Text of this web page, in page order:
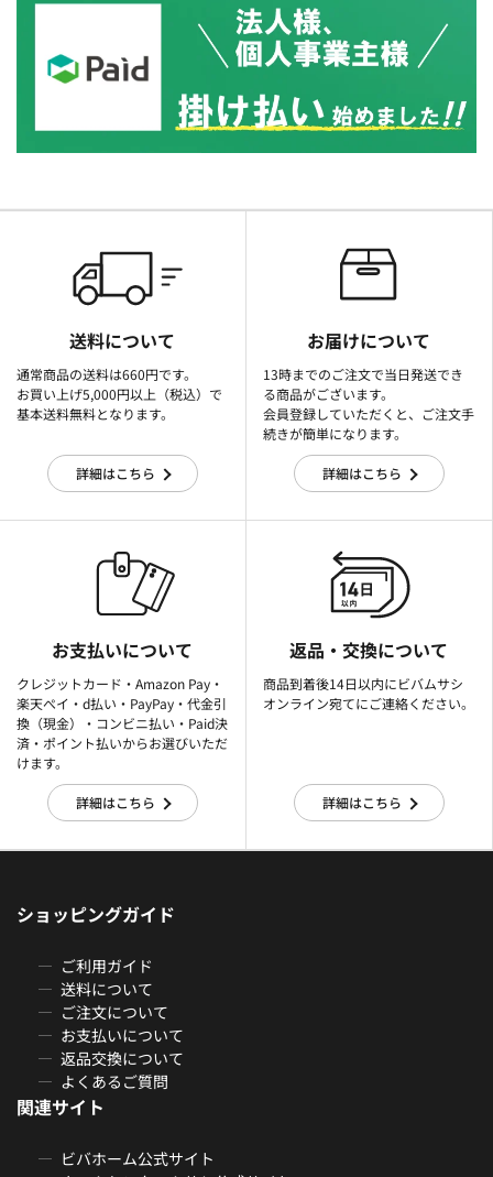
送料について
通常商品の送料は660円です。
お買い上げ5,000円以上（税込）で
基本送料無料となります。
詳細はこちら
お届けについて
13時までのご注文で当日発送でき
る商品がございます。
会員登録していただくと、ご注文手
続きが簡単になります。
詳細はこちら
お支払いについて
クレジットカード・Amazon Pay・
楽天ぺイ・d払い・PayPay・代金引
換（現金）・コンビニ払い・Paid決
済・ポイント払いからお選びいただ
けます。
詳細はこちら
返品・交換について
商品到着後14日以内にビバムサシ
オンライン宛てにご連絡ください。
詳細はこちら
ショッピングガイド
ご利用ガイド
送料について
ご注文について
お支払いについて
返品交換について
よくあるご質問
関連サイト
ビバホーム公式サイト